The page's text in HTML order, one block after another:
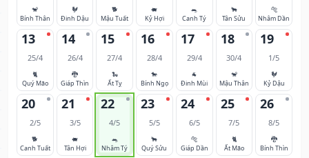
🐒
Bính Thân
🐓
Đinh Dậu
🐕
Mậu Tuất
🐖
Kỷ Hợi
🐀
Canh Tý
🐂
Tân Sửu
🐅
Nhâm Dần
13
25/4
🐈
Quý Mão
14
26/4
🐉
Giáp Thìn
15
27/4
🐍
Ất Tỵ
16
28/4
🐎
Bính Ngọ
17
29/4
🐐
Đinh Mùi
18
30/4
🐒
Mậu Thân
19
1/5
🐓
Kỷ Dậu
20
2/5
🐕
Canh Tuất
21
3/5
🐖
Tân Hợi
22
4/5
🐀
Nhâm Tý
23
5/5
🐂
Quý Sửu
24
6/5
🐅
Giáp Dần
25
7/5
🐈
Ất Mão
26
8/5
🐉
Bính Thìn